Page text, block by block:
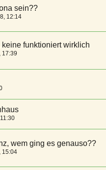
sein??
12:14
funktioniert wirklich
17:39
wem ging es genauso??
15:04